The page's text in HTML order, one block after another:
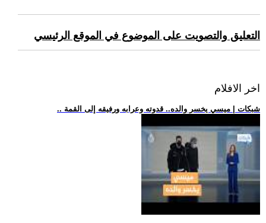
التعليق والتصويت على الموضوع في الموقع الرئيسي
اخر الافلام
.. شبكات | ميسي يخسر والده.. قدوته وعرابه ورفيقه إلى القمة